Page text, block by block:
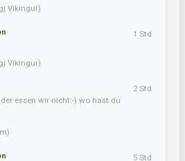
Víkingur)
Víkingur)
1 Std
essen wir nicht:-) wo hast du
2 Std
5 Std